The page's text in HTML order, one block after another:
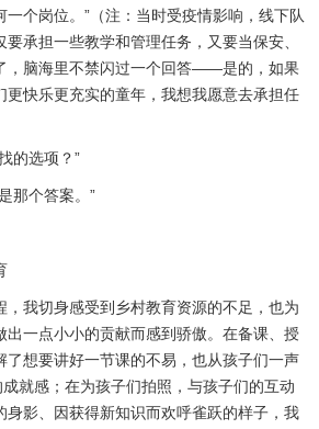
一个岗位。”（注：当时受疫情影响，线下队
承担一些教学和管理任务，又要当保安、
，脑海里不禁闪过一个回答——是的，如果
更快乐更充实的童年，我想我愿意去承担任
的选项？”
那个答案。”
，我切身感受到乡村教育资源的不足，也为
出一点小小的贡献而感到骄傲。在备课、授
了想要讲好一节课的不易，也从孩子们一声
成就感；在为孩子们拍照，与孩子们的互动
身影、因获得新知识而欢呼雀跃的样子，我